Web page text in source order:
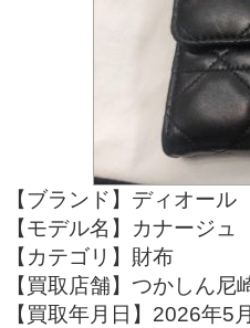
【ブランド】ディオール
【モデル名】カナージ
【カテゴリ】財布
【買取店舗】つかしん尼
【買取年月日】2026年5 月